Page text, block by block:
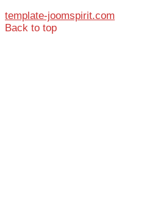
template-joomspirit.com
Back to top